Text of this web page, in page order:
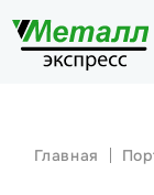
Главная